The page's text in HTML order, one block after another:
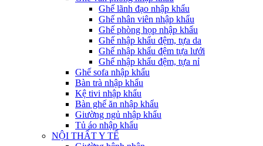
Ghế lãnh đạo nhập khẩu
Ghế nhân viên nhập khẩu
Ghế phòng họp nhập khẩu
Ghế nhập khẩu đệm, tựa da
Ghế nhập khẩu đệm tựa lưới
Ghế nhập khẩu đệm, tựa nỉ
Ghế sofa nhập khẩu
Bàn trà nhập khẩu
Kệ tivi nhập khẩu
Bàn ghế ăn nhập khẩu
Giường ngủ nhập khẩu
Tủ áo nhập khẩu
NỘI THẤT Y TẾ